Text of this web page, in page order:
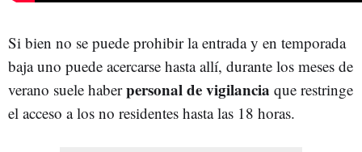
Si bien no se puede prohibir la entrada y en temporada
baja uno puede acercarse hasta allí, durante los meses de
verano suele haberpersonal de vigilancia que restringe
el acceso a los no residentes hasta las 18 horas.